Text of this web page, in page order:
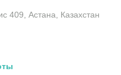
409, Астана, Казахстан